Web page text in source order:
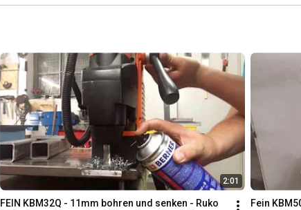
2:01
FEIN KBM32Q - 11mm bohren und senken - Ruko
Fein